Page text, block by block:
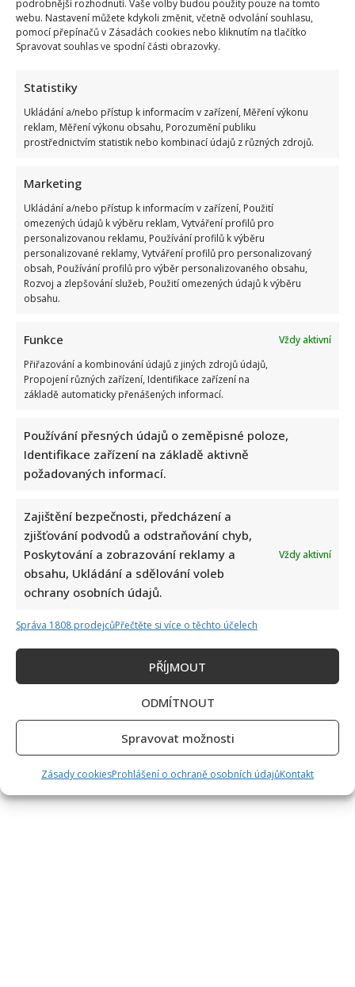
podrobnější rozhodnutí. Vaše volby budou použity pouze na tomto
webu. Nastavení můžete kdykoli změnit, včetně odvolání souhlasu,
pomocí přepínačů v Zásadách cookies nebo kliknutím na tlačítko
Spravovat souhlas ve spodní části obrazovky.
Statistiky
Ukládání a/nebo přístup k informacím v zařízení, Měření výkonu
reklam, Měření výkonu obsahu, Porozumění publiku
prostřednictvím statistik nebo kombinací údajů z různých zdrojů.
Marketing
Ukládání a/nebo přístup k informacím v zařízení, Použití
omezených údajů k výběru reklam, Vytváření profilů pro
personalizovanou reklamu, Používání profilů k výběru
personalizované reklamy, Vytváření profilů pro personalizovaný
obsah, Používání profilů pro výběr personalizovaného obsahu,
Rozvoj a zlepšování služeb, Použití omezených údajů k výběru
obsahu.
Funkce
Vždy aktivní
Přiřazování a kombinování údajů z jiných zdrojů údajů,
Propojení různých zařízení, Identifikace zařízení na
základě automaticky přenášených informací.
Používání přesných údajů o zeměpisné poloze,
Identifikace zařízení na základě aktivně
požadovaných informací.
Zajištění bezpečnosti, předcházení a
zjišťování podvodů a odstraňování chyb,
Poskytování a zobrazování reklamy a
obsahu, Ukládání a sdělování voleb
ochrany osobních údajů.
Vždy aktivní
Správa 1808 prodejcůPřečtěte si více o těchto účelech
PŘÍJMOUT
ODMÍTNOUT
Spravovat možnosti
Zásady cookiesProhlášení o ochraně osobních údajůKontakt